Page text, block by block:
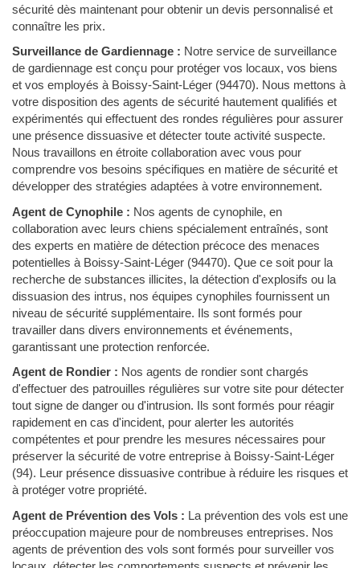
sécurité dès maintenant pour obtenir un devis personnalisé et
connaître les prix.
Surveillance de Gardiennage : Notre service de surveillance
de gardiennage est conçu pour protéger vos locaux, vos biens
et vos employés à Boissy-Saint-Léger (94470). Nous mettons à
votre disposition des agents de sécurité hautement qualifiés et
expérimentés qui effectuent des rondes régulières pour assurer
une présence dissuasive et détecter toute activité suspecte.
Nous travaillons en étroite collaboration avec vous pour
comprendre vos besoins spécifiques en matière de sécurité et
développer des stratégies adaptées à votre environnement.
Agent de Cynophile : Nos agents de cynophile, en
collaboration avec leurs chiens spécialement entraînés, sont
des experts en matière de détection précoce des menaces
potentielles à Boissy-Saint-Léger (94470). Que ce soit pour la
recherche de substances illicites, la détection d'explosifs ou la
dissuasion des intrus, nos équipes cynophiles fournissent un
niveau de sécurité supplémentaire. Ils sont formés pour
travailler dans divers environnements et événements,
garantissant une protection renforcée.
Agent de Rondier : Nos agents de rondier sont chargés
d'effectuer des patrouilles régulières sur votre site pour détecter
tout signe de danger ou d'intrusion. Ils sont formés pour réagir
rapidement en cas d'incident, pour alerter les autorités
compétentes et pour prendre les mesures nécessaires pour
préserver la sécurité de votre entreprise à Boissy-Saint-Léger
(94). Leur présence dissuasive contribue à réduire les risques et
à protéger votre propriété.
Agent de Prévention des Vols : La prévention des vols est une
préoccupation majeure pour de nombreuses entreprises. Nos
agents de prévention des vols sont formés pour surveiller vos